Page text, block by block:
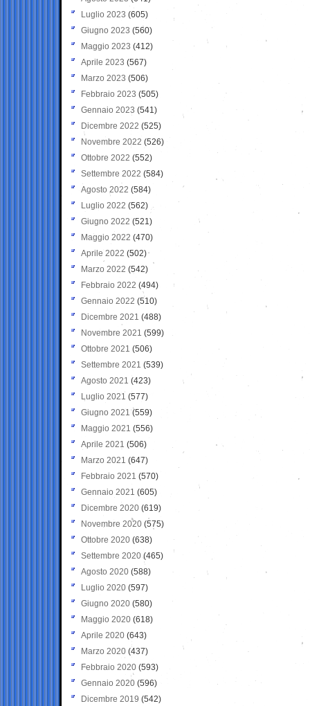
Luglio 2023 (605)
Giugno 2023 (560)
Maggio 2023 (412)
Aprile 2023 (567)
Marzo 2023 (506)
Febbraio 2023 (505)
Gennaio 2023 (541)
Dicembre 2022 (525)
Novembre 2022 (526)
Ottobre 2022 (552)
Settembre 2022 (584)
Agosto 2022 (584)
Luglio 2022 (562)
Giugno 2022 (521)
Maggio 2022 (470)
Aprile 2022 (502)
Marzo 2022 (542)
Febbraio 2022 (494)
Gennaio 2022 (510)
Dicembre 2021 (488)
Novembre 2021 (599)
Ottobre 2021 (506)
Settembre 2021 (539)
Agosto 2021 (423)
Luglio 2021 (577)
Giugno 2021(559)
Maggio 2021 (556)
Aprile 2021 (506)
Marzo 2021 (647)
Febbraio 2021 (570)
Gennaio 2021 (605)
Dicembre 2020 (619)
Novembre 2020 (575)
Ottobre 2020 (638)
Settembre 2020(465)
Agosto 2020 (588)
Luglio 2020 (597)
Giugno 2020 (580)
Maggio 2020 (618)
Aprile 2020 (643)
Marzo 2020 (437)
Febbraio 2020 (593)
Gennaio 2020 (596)
Dicembre 2019 (542)